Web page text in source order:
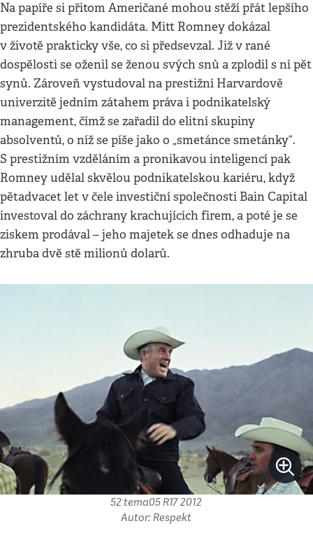
Na papíře si přitom Američané mohou stěží přát lepšího
prezidentského kandidáta. Mitt Romney dokázal
v životě prakticky vše, co si předsevzal. Již v rané
dospělosti se oženil se ženou svých snů a zplodil s ní pět
synů. Zároveň vystudoval na prestižní Harvardově
univerzitě jedním zátahem práva i podnikatelský
management, čímž se zařadil do elitní skupiny
absolventů, o níž se píše jako o „smetánce smetánky“.
S prestižním vzděláním a pronikavou inteligencí pak
Romney udělal skvělou podnikatelskou kariéru, když
pětadvacet let v čele investiční společnosti Bain Capital
investoval do záchrany krachujících firem, a poté je se
ziskem prodával – jeho majetek se dnes odhaduje na
zhruba dvě stě milionů dolarů.
52 tema05 R17 2012
Autor: Respekt